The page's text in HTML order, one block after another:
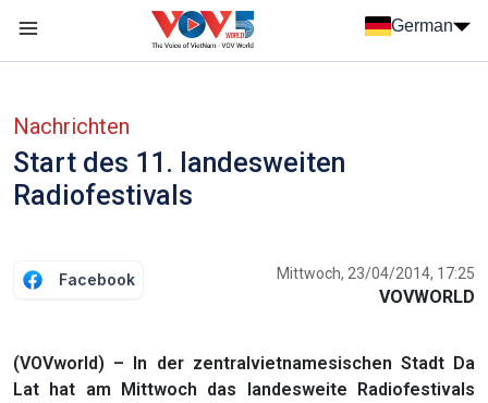
German
Nachrichten
Start des 11. landesweiten
Radiofestivals
Facebook Mittwoch, 23/04/2014, 17:25
VOVWORLD
(VOVworld) – In der zentralvietnamesischen Stadt Da
Lat hat am Mittwoch das landesweite Radiofestivals